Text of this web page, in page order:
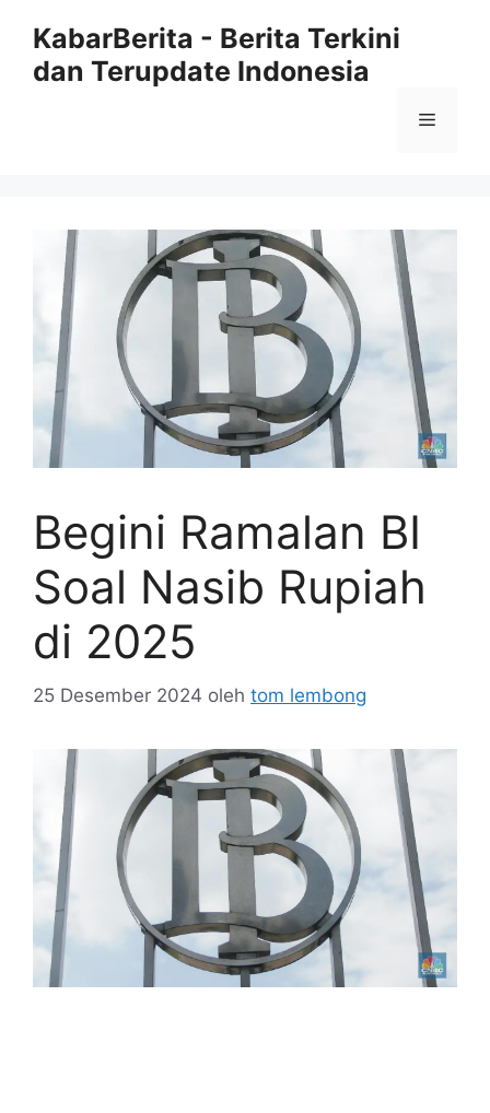
KabarBerita - Berita Terkini
dan Terupdate Indonesia
Menu
Begini Ramalan BI
Soal Nasib Rupiah
di 2025
25 Desember 2024 oleh tom lembong